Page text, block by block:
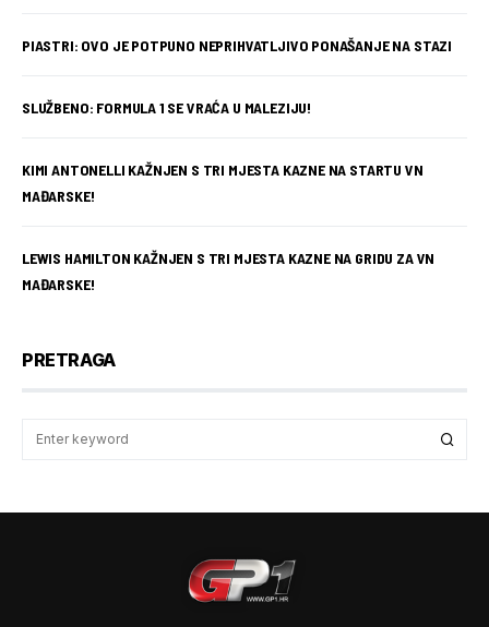
PIASTRI: OVO JE POTPUNO NEPRIHVATLJIVO PONAŠANJE NA STAZI
SLUŽBENO: FORMULA 1 SE VRAĆA U MALEZIJU!
KIMI ANTONELLI KAŽNJEN S TRI MJESTA KAZNE NA STARTU VN
MAĐARSKE!
LEWIS HAMILTON KAŽNJEN S TRI MJESTA KAZNE NA GRIDU ZA VN
MAĐARSKE!
PRETRAGA